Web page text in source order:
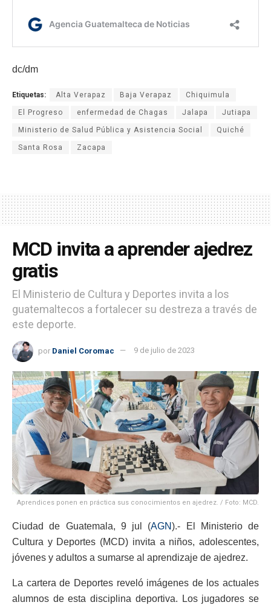
dc/dm
Etiquetas: Alta Verapaz Baja Verapaz Chiquimula
El Progreso enfermedad de Chagas Jalapa Jutiapa
Ministerio de Salud Pública y Asistencia Social Quiché
Santa Rosa Zacapa
MCD invita a aprender ajedrez
gratis
El Ministerio de Cultura y Deportes invita a los
guatemaltecos a fortalecer su destreza a través de
este deporte.
por Daniel Coromac 9 de julio de 2023
Aprendices ponen en práctica sus conocimientos en ajedrez. / Foto: MCD.
Ciudad de Guatemala, 9 jul (AGN).- El Ministerio de
Cultura y Deportes (MCD) invita a niños, adolescentes,
jóvenes y adultos a sumarse al aprendizaje de ajedrez.
La cartera de Deportes reveló imágenes de los actuales
alumnos de esta disciplina deportiva. Los jugadores se